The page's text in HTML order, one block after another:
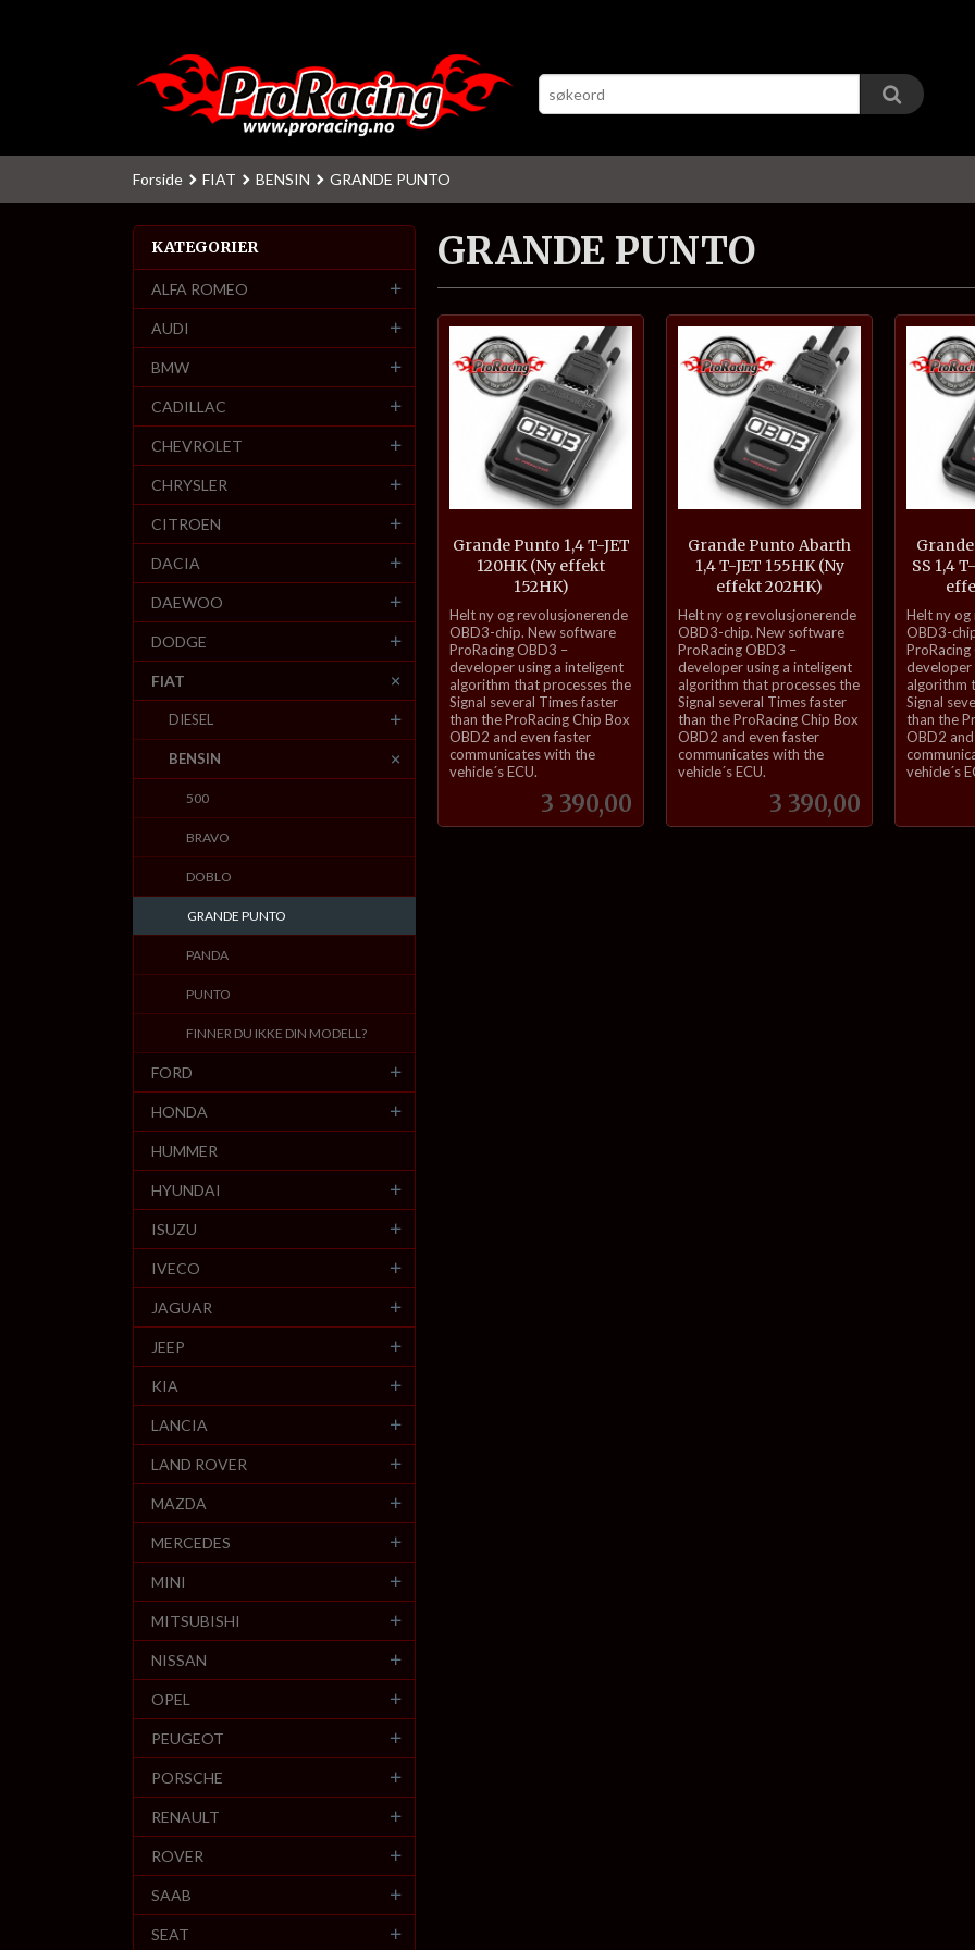
Forside FIAT BENSIN GRANDE PUNTO
GRANDE PUNTO
Grande Punto 1,4 T-JET
120HK (Ny effekt
152HK)
Pris
3 390,00
inkl.
mva.
Helt ny og revolusjonerende
OBD3-chip. New software
ProRacing OBD3 –
developer using a inteligent
algorithm that processes the
Signal several Times faster
than the ProRacing Chip Box
OBD2 and even faster
communicates with the
vehicle´s ECU.
Grande Punto Abarth
1,4 T-JET 155HK (Ny
effekt 202HK)
Pris
3 390,00
inkl.
mva.
Helt ny og revolusjonerende
OBD3-chip. New software
ProRacing OBD3 –
developer using a inteligent
algorithm that processes the
Signal several Times faster
than the ProRacing Chip Box
OBD2 and even faster
communicates with the
vehicle´s ECU.
SS 1,4
inkl.
mva.
Helt ny og
OBD3-
developer
algorithm
Signal
than the
OBD2
vehicle´s
KATEGORIER
ALFA ROMEO
AUDI
BMW
CADILLAC
CHEVROLET
CHRYSLER
CITROEN
DACIA
DAEWOO
DODGE
FIAT
DIESEL
BENSIN
500
BRAVO
DOBLO
GRANDE PUNTO
PANDA
PUNTO
FINNER DU IKKE DIN MODELL?
FORD
HONDA
HUMMER
HYUNDAI
ISUZU
IVECO
JAGUAR
JEEP
KIA
LANCIA
LAND ROVER
MAZDA
MERCEDES
MINI
MITSUBISHI
NISSAN
OPEL
PEUGEOT
PORSCHE
RENAULT
ROVER
SAAB
SEAT